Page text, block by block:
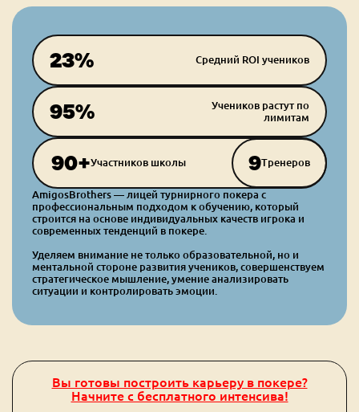
AmigosBrothers — лицей турнирного покера с
профессиональным подходом к обучению, который
строится на основе индивидуальных качеств игрока и
современных тенденций в покере.
Уделяем внимание не только образовательной, но и
ментальной стороне развития учеников, совершенствуем
стратегическое мышление, умение анализировать
ситуации и контролировать эмоции.
23% Средний ROI учеников
95%
Учеников растут по
лимитам
90+Участников школы 9Тренеров
Вы готовы построить карьеру в покере?
Начните с бесплатного интенсива!